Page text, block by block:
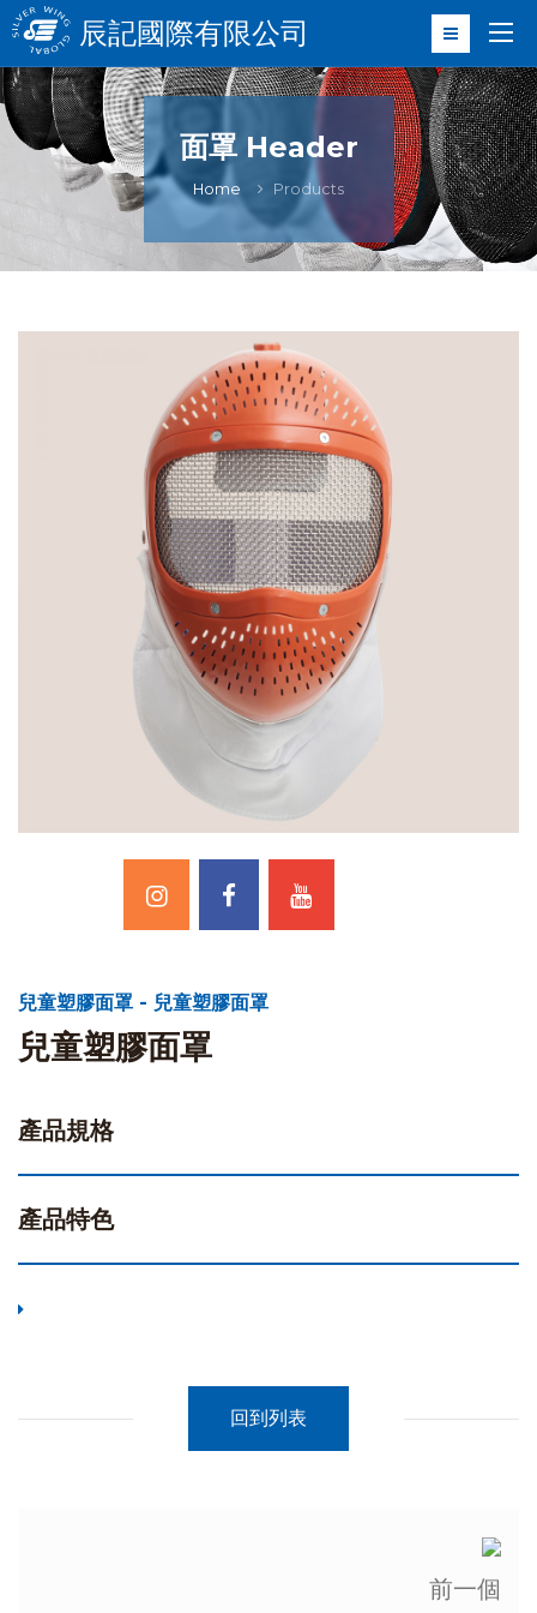
辰記國際有限公司
面罩 Header
Home Products
兒童塑膠面罩 - 兒童塑膠面罩
兒童塑膠面罩
產品規格
產品特色
回到列表
前一個